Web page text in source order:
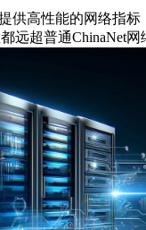
高性能的网络指
超普通ChinaNet